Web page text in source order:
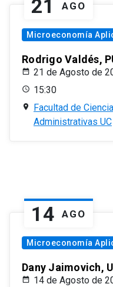
21 AGO
Microeconomía
Rodrigo Valdés,
21 de Agosto de
15:30
Facultad de
Administrativas UC
14 AGO
Microeconomía
Dany Jaimovich,
14 de Agosto de